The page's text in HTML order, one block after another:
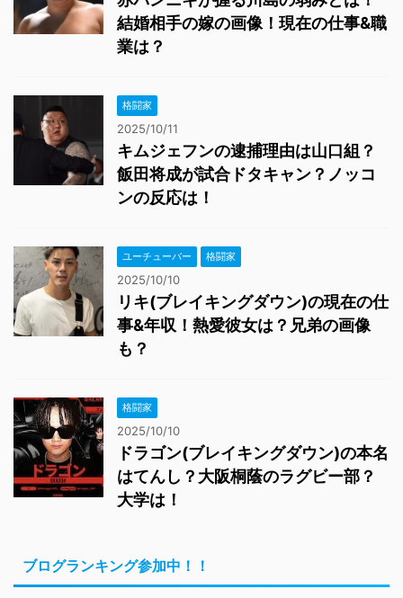
結婚相手の嫁の画像！現在の仕事&職
業は？
格闘家
2025/10/11
キムジェフンの逮捕理由は山口組？
飯田将成が試合ドタキャン？ノッコ
ンの反応は！
ユーチューバー 格闘家
2025/10/10
リキ(ブレイキングダウン)の現在の仕
事&年収！熱愛彼女は？兄弟の画像
も？
格闘家
2025/10/10
ドラゴン(ブレイキングダウン)の本名
はてんし？大阪桐蔭のラグビー部？
大学は！
ブログランキング参加中！！